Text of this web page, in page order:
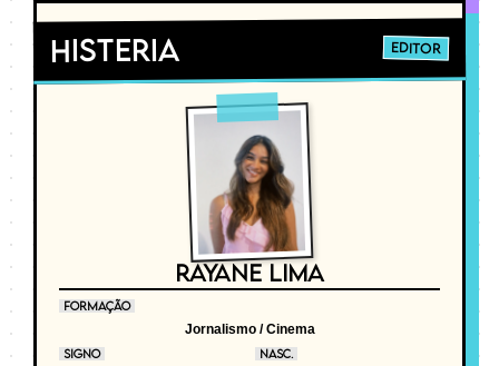
Histeria EDITOR
RAYANE LIMA
FORMAÇÃO
Jornalismo / Cinema
SIGNO NASC.